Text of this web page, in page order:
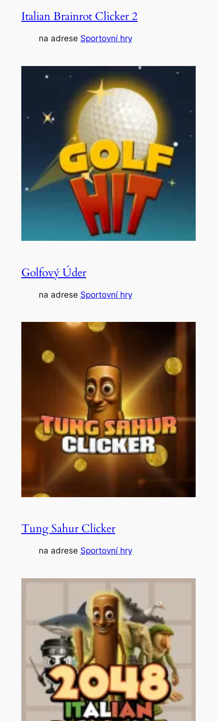
Italian Brainrot Clicker 2
na adrese Sportovní hry
Golfový Úder
na adrese Sportovní hry
Tung Sahur Clicker
na adrese Sportovní hry